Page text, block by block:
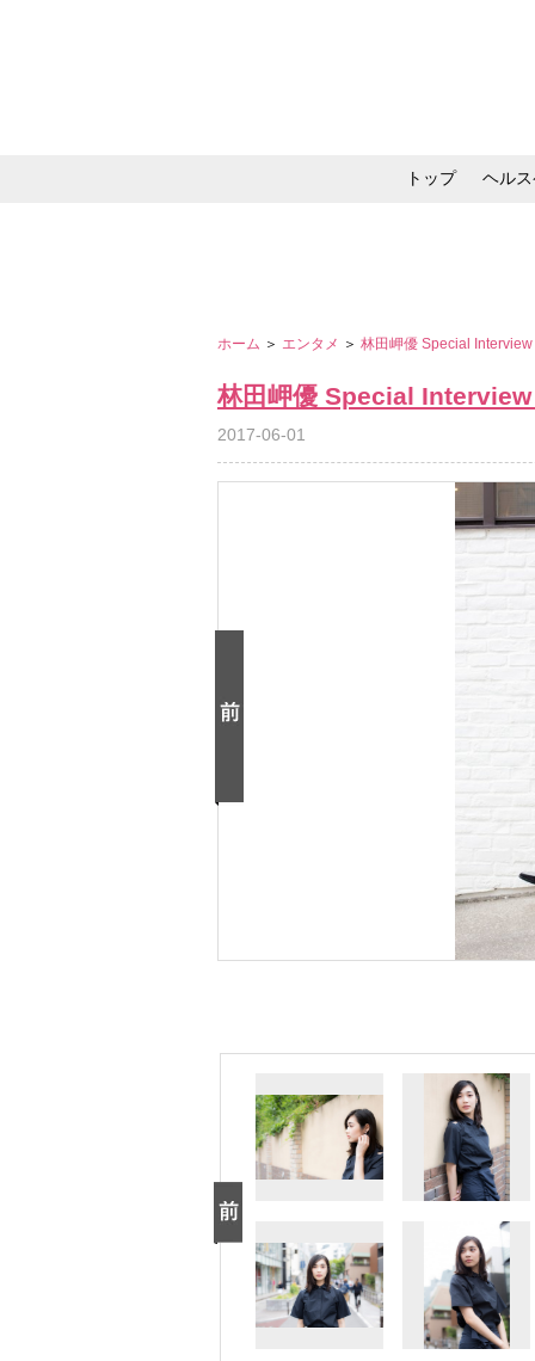
トップ ヘル
ホーム ＞ エンタメ ＞ 林田岬優 Special
林田岬優 Special Interview
2017-06-01